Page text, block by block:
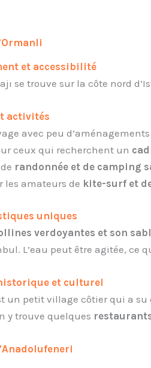
et accessibilité
se trouve sur la côte nord
activités
avec peu d’aménagements
ceux qui recherchent un
randonnée et de camping
les amateurs de kite-surf et
uniques
verdoyantes et son
L’eau peut être agitée, ce
et culturel
un petit village côtier qui a su
y trouve quelques